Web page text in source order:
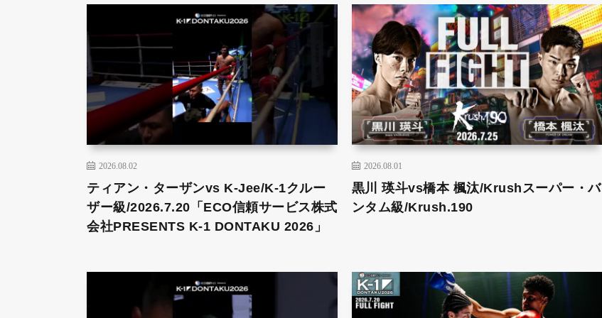
2026.08.02
ティアン・ターザンvs K-Jee/K-1クルー
ザー級/2026.7.20「ECO信頼サービス株式
会社PRESENTS K-1 DONTAKU 2026」
2026.08.01
黒川 瑛斗vs橋本 楓汰/Krushスーパー・バ
ンタム級/Krush.190